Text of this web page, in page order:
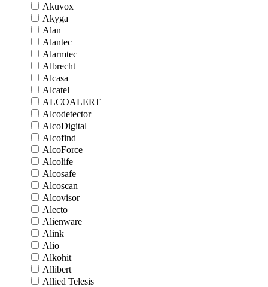
Akuvox
Akyga
Alan
Alantec
Alarmtec
Albrecht
Alcasa
Alcatel
ALCOALERT
Alcodetector
AlcoDigital
Alcofind
AlcoForce
Alcolife
Alcosafe
Alcoscan
Alcovisor
Alecto
Alienware
Alink
Alio
Alkohit
Allibert
Allied Telesis